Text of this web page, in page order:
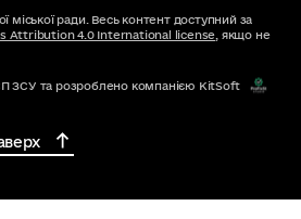
міської ради. Весь контент доступний за
Attribution 4.0 International license , якщо не
ЗСУ та розроблено компанією KitSoft